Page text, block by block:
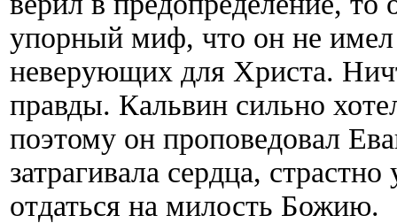
упорный миф, что он не имел
неверующих для Христа.
правды. Кальвин сильно
поэтому он проповедовал
затрагивала сердца,
отдаться на милость Божию.